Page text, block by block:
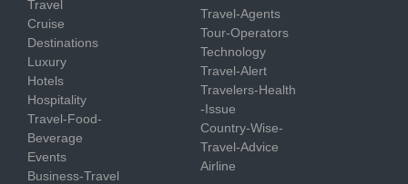
Travel
Cruise
Destinations
Luxury
Hotels
Hospitality
Travel-Food-
Beverage
Events
Business-Travel
Travel-Agents
Tour-Operators
Technology
Travel-Alert
Travelers-Health
-Issue
Country-Wise-
Travel-Advice
Airline